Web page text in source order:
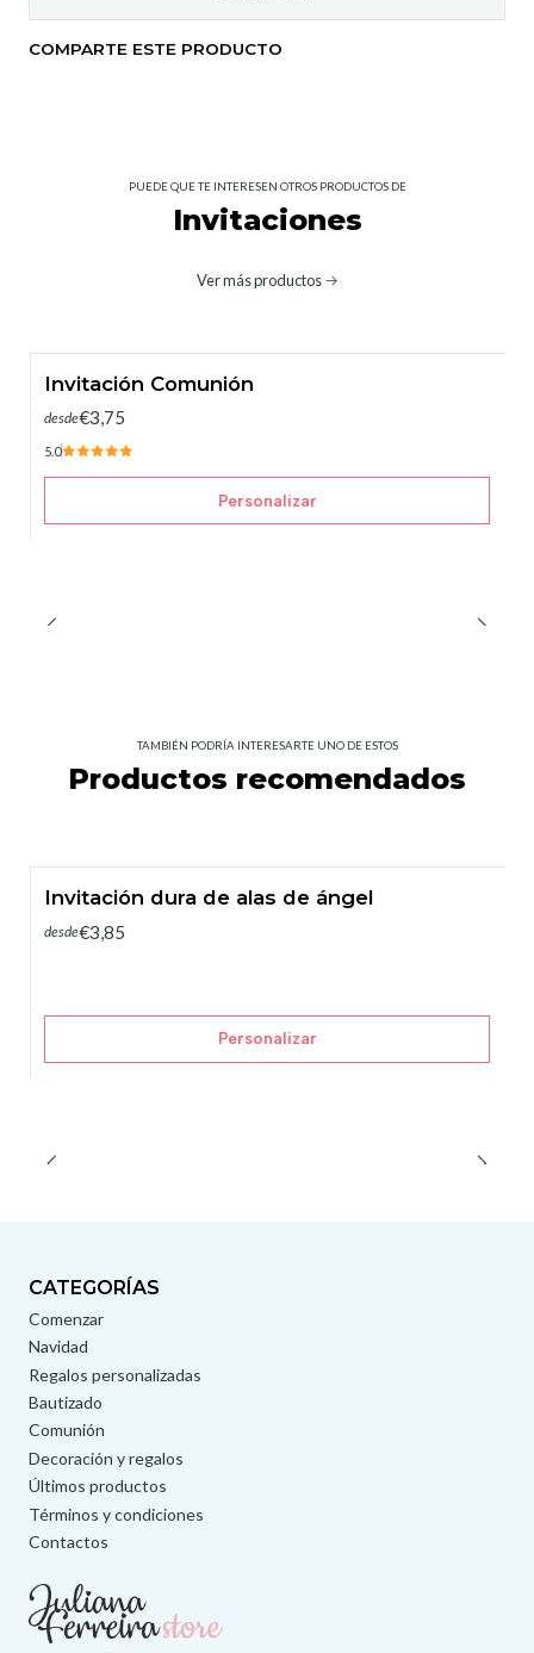
COMPARTE ESTE PRODUCTO
PUEDE QUE TE INTERESEN OTROS PRODUCTOS DE
Invitaciones
Ver más productos
Invitación Comunión
desde€3,75
5.0
Personalizar
TAMBIÉN PODRÍA INTERESARTE UNO DE ESTOS
Productos recomendados
Invitación dura de alas de ángel
desde€3,85
Personalizar
CATEGORÍAS
Comenzar
Navidad
Regalos personalizadas
Bautizado
Comunión
Decoración y regalos
Últimos productos
Términos y condiciones
Contactos